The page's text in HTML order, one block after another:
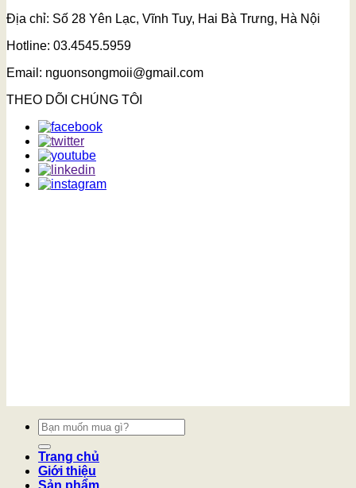
Địa chỉ: Số 28 Yên Lạc, Vĩnh Tuy, Hai Bà Trưng, Hà Nội
Hotline: 03.4545.5959
Email: nguonsongmoii@gmail.com
THEO DÕI CHÚNG TÔI
Tìm
kiếm:
Trang chủ
Giới thiệu